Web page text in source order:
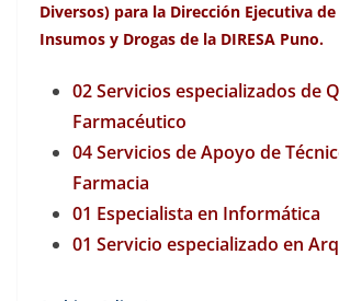
Diversos) para la Dirección Ejecutiva
Insumos y Drogas de la DIRESA Puno.
02 Servicios especializados de
Farmacéutico
04 Servicios de Apoyo de
Farmacia
01 Especialista en Informática
01 Servicio especializado en